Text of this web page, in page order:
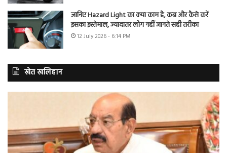
जानिए Hazard Light का क्या काम है, कब और कैसे करें
इसका इस्तेमाल, ज्यादातर लोग नहीं जानते सही तरीका
12 July 2026 - 6:14 PM
खेत खलिहान